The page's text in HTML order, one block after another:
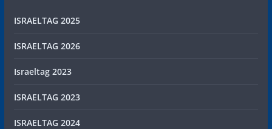
ISRAELTAG 2025
ISRAELTAG 2026
Israeltag 2023
ISRAELTAG 2023
ISRAELTAG 2024